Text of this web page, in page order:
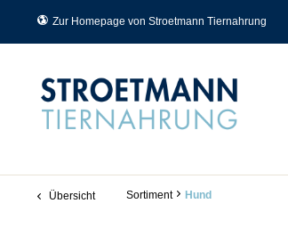
Zur Homepage von Stroetmann Tiernahrung
Übersicht Sortiment Hund